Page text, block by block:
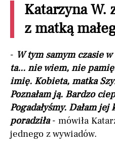
Katarzyna W.
z matką
- W tym samym czasie
ta... nie wiem, nie
imię. Kobieta, matka
Poznałam ją. Bardzo
Pogadałyśmy. Dałam
poradziła- mówiła
jednego z wywiadów.